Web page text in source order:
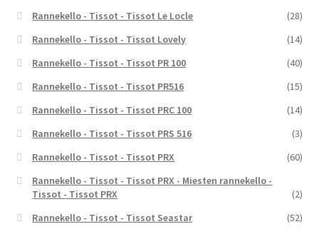
Rannekello - Tissot - Tissot Le Locle
(28)
Rannekello - Tissot - Tissot Lovely
(14)
Rannekello - Tissot - Tissot PR 100
(40)
Rannekello - Tissot - Tissot PR516
(15)
Rannekello - Tissot - Tissot PRC 100
(14)
Rannekello - Tissot - Tissot PRS 516
(3)
Rannekello - Tissot - Tissot PRX
(60)
Rannekello - Tissot - Tissot PRX - Miesten rannekello -
Tissot - Tissot PRX
(2)
Rannekello - Tissot - Tissot Seastar
(52)